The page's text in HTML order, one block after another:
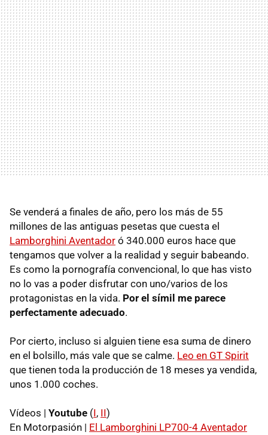
Se venderá a finales de año, pero los más de 55
millones de las antiguas pesetas que cuesta el
Lamborghini Aventador ó 340.000 euros hace que
tengamos que volver a la realidad y seguir babeando.
Es como la pornografía convencional, lo que has visto
no lo vas a poder disfrutar con uno/varios de los
protagonistas en la vida. Por el símil me parece
perfectamente adecuado.
Por cierto, incluso si alguien tiene esa suma de dinero
en el bolsillo, más vale que se calme. Leo en GT Spirit
que tienen toda la producción de 18 meses ya vendida,
unos 1.000 coches.
Vídeos | Youtube (I, II)
En Motorpasión | El Lamborghini LP700-4 Aventador